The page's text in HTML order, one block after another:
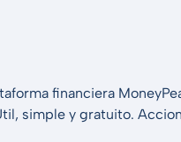
financiera
simple y gratuito.